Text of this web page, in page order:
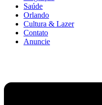
Saúde
Orlando
Cultura & Lazer
Contato
Anuncie